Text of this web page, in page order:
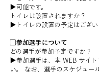
▶︎可能です。
トイレは設置されますか？
▶︎トイレの設置の予定はござい
▢参加選手について
どの選手が参加予定ですか？
▶︎参加選手は、本 WEB サイト
い。 なお、選手のスケジュー